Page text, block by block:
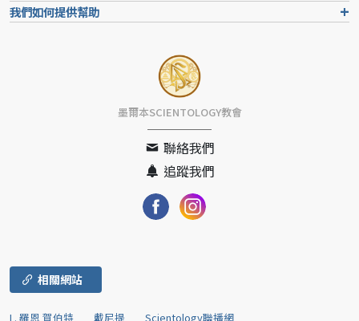
我們如何提供幫助
墨爾本SCIENTOLOGY教會
聯絡我們
追蹤我們
相關網站
L. 羅恩 賀伯特 戴尼提 Scientology聯播網